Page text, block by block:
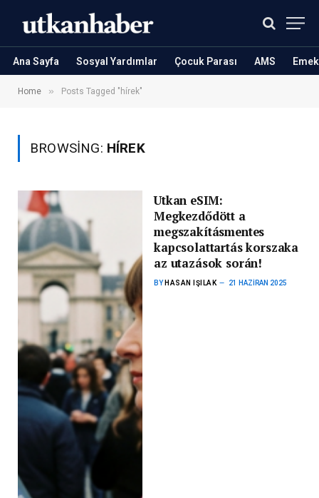
Ana Sayfa Sosyal Yardımlar Çocuk Parası AMS
Home » Posts Tagged "hírek"
BROWSING: HÍREK
Utkan eSIM:
Megkezdődött a
megszakításmentes
kapcsolattartás korszaka
az utazások során!
BY HASAN IŞILAK 21 HAZIRAN 2025